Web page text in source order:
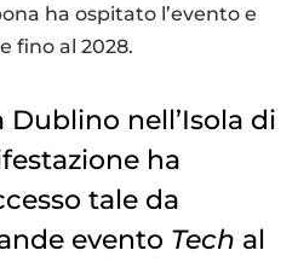
ha ospitato l’evento e
fino al 2028.
nell’Isola di
ha
tale da
evento Tech al